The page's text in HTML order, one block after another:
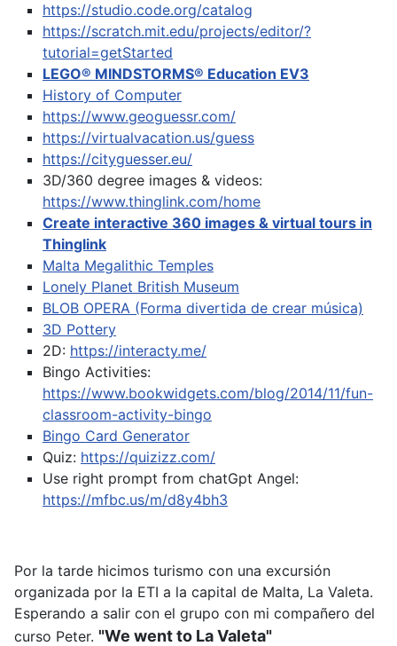
https://studio.code.org/catalog
https://scratch.mit.edu/projects/editor/?
tutorial=getStarted
LEGO® MINDSTORMS® Education EV3
History of Computer
https://www.geoguessr.com/
https://virtualvacation.us/guess
https://cityguesser.eu/
3D/360 degree images & videos:
https://www.thinglink.com/home
Create interactive 360 images & virtual tours in
Thinglink
Malta Megalithic Temples
Lonely Planet British Museum
BLOB OPERA (Forma divertida de crear música)
3D Pottery
2D: https://interacty.me/
Bingo Activities:
https://www.bookwidgets.com/blog/2014/11/fun-
classroom-activity-bingo
Bingo Card Generator
Quiz: https://quizizz.com/
Use right prompt from chatGpt Angel:
https://mfbc.us/m/d8y4bh3
Por la tarde hicimos turismo con una excursión
organizada por la ETI a la capital de Malta, La Valeta.
Esperando a salir con el grupo con mi compañero del
curso Peter. "We went to La Valeta"